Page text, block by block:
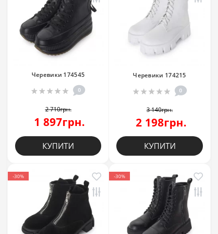
Черевики 174545
0
2 710грн.
1 897грн.
КУПИТИ
Черевики 174215
0
3 140грн.
2 198грн.
КУПИТИ
-30% -30%